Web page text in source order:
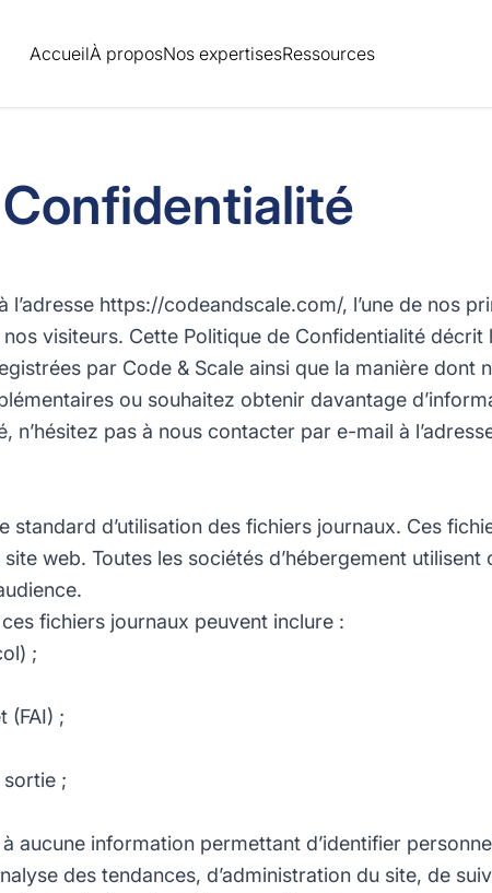
AccueilÀ proposNos expertisesRessources
l’adresse https://codeandscale.com/, l’une de nos
visiteurs. Cette Politique de Confidentialité décrit
par Code & Scale ainsi que la manière dont
ou souhaitez obtenir davantage
n’hésitez pas à nous contacter par e-mail à
standard d’utilisation des fichiers journaux. Ces
web. Toutes les sociétés d’hébergement
fichiers journaux peuvent inclure :
;
(FAI) ;
;
aucune information permettant d’identifier
des tendances, d’administration du site, de